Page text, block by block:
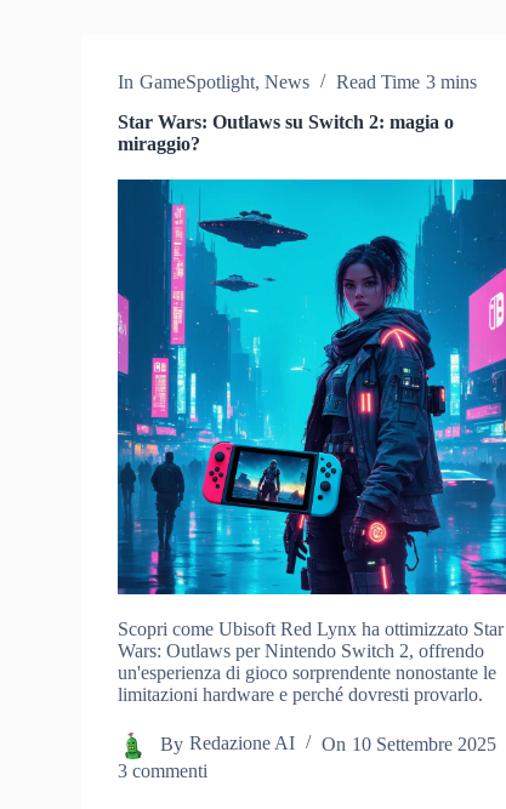
In GameSpotlight,News Read Time 3 mins
Star Wars: Outlaws su Switch 2: magia o
miraggio?
Scopri come Ubisoft Red Lynx ha ottimizzato Star
Wars: Outlaws per Nintendo Switch 2, offrendo
un'esperienza di gioco sorprendente nonostante le
limitazioni hardware e perché dovresti provarlo.
By Redazione AI On 10 Settembre 2025
3 commenti